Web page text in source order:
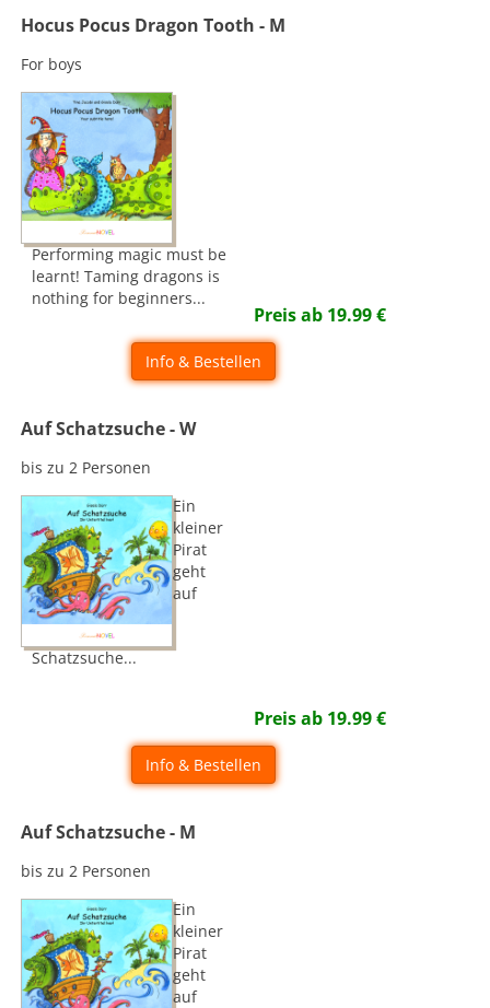
Hocus Pocus Dragon Tooth - M
For boys
Performing magic must be
learnt! Taming dragons is
nothing for beginners...
Preis ab 19.99€
Info & Bestellen
Auf Schatzsuche - W
bis zu 2 Personen
Ein
kleiner
Pirat
geht
auf
Schatzsuche...
Preis ab 19.99€
Info & Bestellen
Auf Schatzsuche - M
bis zu 2 Personen
Ein
kleiner
Pirat
geht
auf